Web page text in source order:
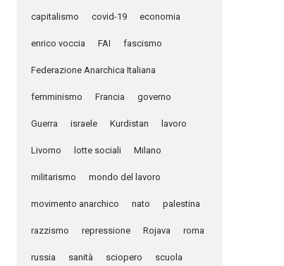
capitalismo covid-19 economia
enrico voccia FAI fascismo
Federazione Anarchica Italiana
femminismo Francia governo
Guerra israele Kurdistan lavoro
Livorno lotte sociali Milano
militarismo mondo del lavoro
movimento anarchico nato palestina
razzismo repressione Rojava roma
russia sanità sciopero scuola